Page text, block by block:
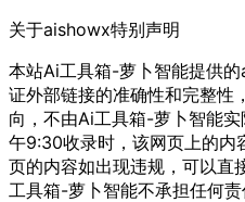
关于aishowx特别声明
本站Ai工具箱-萝卜智能提供
证外部链接的准确性和完整性
向，不由Ai工具箱-萝卜智能
午9:30收录时，该网页上的内
页的内容如出现违规，可以直
工具箱-萝卜智能不承担任何责